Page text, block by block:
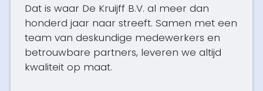
Dat is waar De Kruijff B.V. al meer dan
honderd jaar naar streeft. Samen met een
team van deskundige medewerkers en
betrouwbare partners, leveren we altijd
kwaliteit op maat.